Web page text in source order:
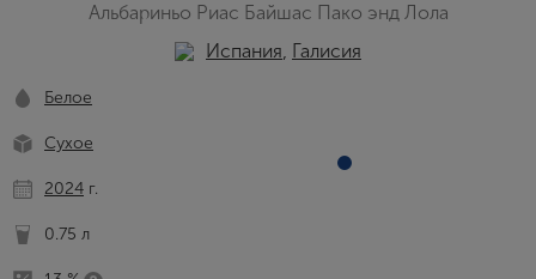
Альбариньо Риас Байшас Пако энд Лола
Испания, Галисия
Белое
Сухое
2024 г.
0.75 л